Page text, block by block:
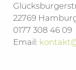
22769
0177 308 46 09
Email: